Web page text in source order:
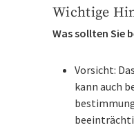
Wichtige
Was sollten Sie
Vorsicht:
kann auch